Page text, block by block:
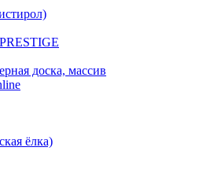
доска, массив
ёлка)